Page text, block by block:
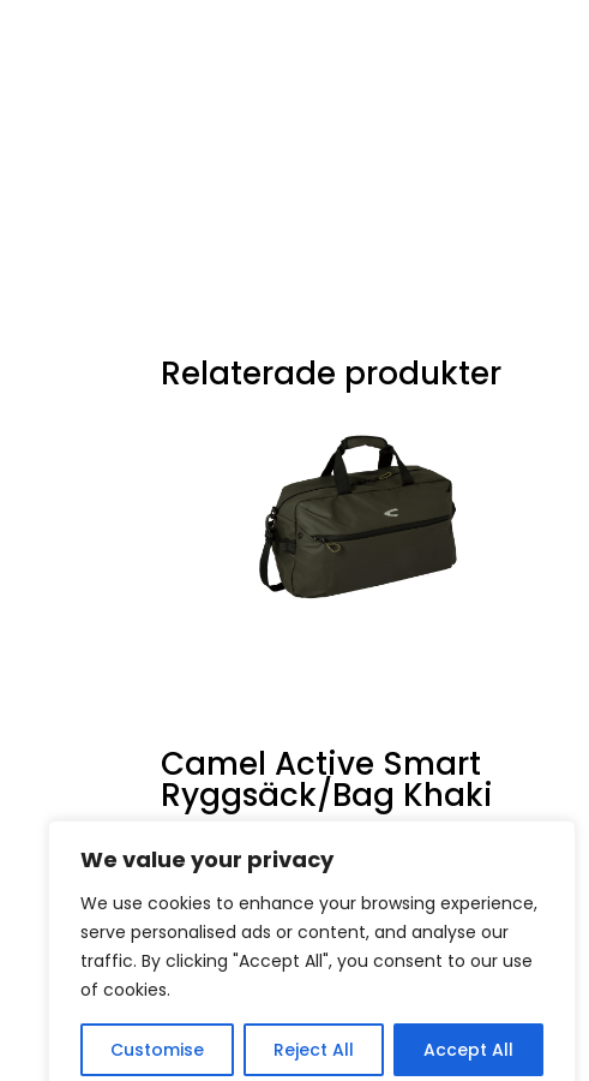
We value your privacy
We use cookies to enhance your browsing experience,
serve personalised ads or content, and analyse our
traffic. By clicking "Accept All", you consent to our use
of cookies.
Customise Reject All Accept All
Relaterade produkter
Camel Active Smart
Ryggsäck/Bag Khaki
Kontakt Om oss